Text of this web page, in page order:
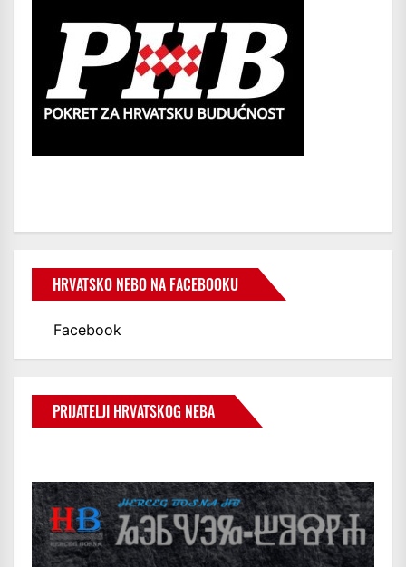
HRVATSKO NEBO NA FACEBOOKU
Facebook
PRIJATELJI HRVATSKOG NEBA